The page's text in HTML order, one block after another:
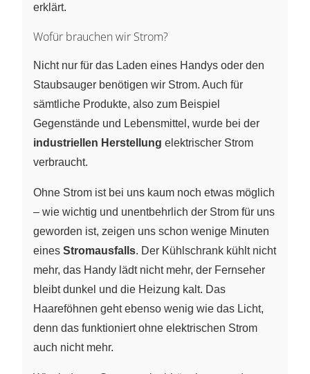
erklärt.
Wofür brauchen wir Strom?
Nicht nur für das Laden eines Handys oder den
Staubsauger benötigen wir Strom. Auch für
sämtliche Produkte, also zum Beispiel
Gegenstände und Lebensmittel, wurde bei der
industriellen Herstellung elektrischer Strom
verbraucht.
Ohne Strom ist bei uns kaum noch etwas möglich
– wie wichtig und unentbehrlich der Strom für uns
geworden ist, zeigen uns schon wenige Minuten
eines Stromausfalls. Der Kühlschrank kühlt nicht
mehr, das Handy lädt nicht mehr, der Fernseher
bleibt dunkel und die Heizung kalt. Das
Haareföhnen geht ebenso wenig wie das Licht,
denn das funktioniert ohne elektrischen Strom
auch nicht mehr.